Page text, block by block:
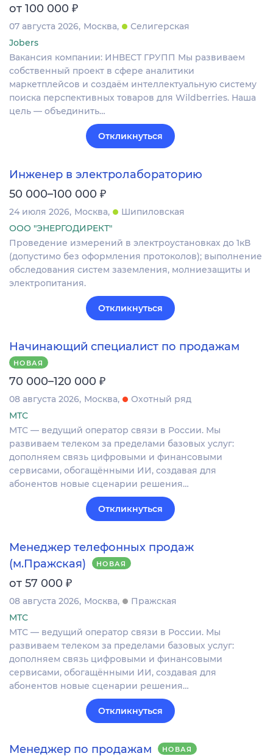
от 100 000 ₽
07 августа 2026 Москва
Селигерская
Jobers
Вакансия компании: ИНВЕСТ ГРУПП Мы развиваем
собственный проект в сфере аналитики
маркетплейсов и создаём интеллектуальную систему
поиска перспективных товаров для Wildberries. Наша
цель — объединить…
Откликнуться
Инженер в электролабораторию
50 000–100 000 ₽
24 июля 2026 Москва
Шипиловская
ООО "ЭНЕРГОДИРЕКТ"
Проведение измерений в электроустановках до 1кВ
(допустимо без оформления протоколов); выполнение
обследования систем заземления, молниезащиты и
электропитания.
Откликнуться
Начинающий специалист по продажам
НОВАЯ
70 000–120 000 ₽
08 августа 2026 Москва
Охотный ряд
МТС
МТС — ведущий оператор связи в России. Мы
развиваем телеком за пределами базовых услуг:
дополняем связь цифровыми и финансовыми
сервисами, обогащёнными ИИ, создавая для
абонентов новые сценарии решения…
Откликнуться
Менеджер телефонных продаж
(м.Пражская)
НОВАЯ
от 57 000 ₽
08 августа 2026 Москва
Пражская
МТС
МТС — ведущий оператор связи в России. Мы
развиваем телеком за пределами базовых услуг:
дополняем связь цифровыми и финансовыми
сервисами, обогащёнными ИИ, создавая для
абонентов новые сценарии решения…
Откликнуться
Менеджер по продажам НОВАЯ